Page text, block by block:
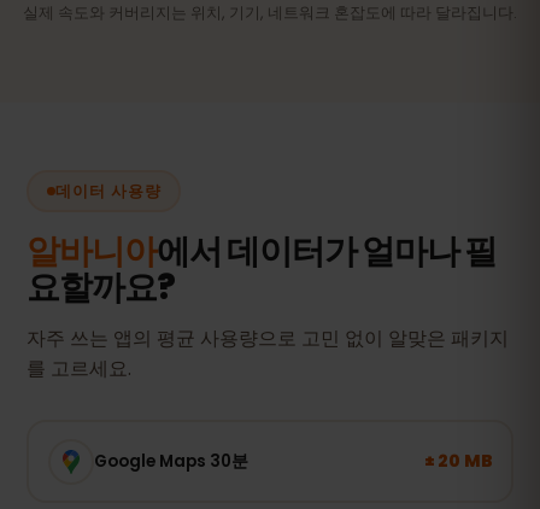
실제 속도와 커버리지는 위치, 기기, 네트워크 혼잡도에 따라 달라집니다.
데이터 사용량
알바니아에서 데이터가 얼마나 필
요할까요?
자주 쓰는 앱의 평균 사용량으로 고민 없이 알맞은 패키지
를 고르세요.
Google Maps 30분 ± 20 MB